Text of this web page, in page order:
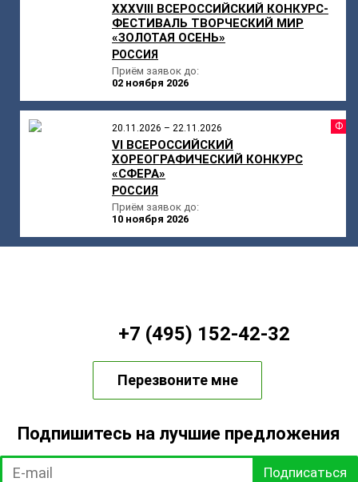
XXXVIII ВСЕРОССИЙСКИЙ КОНКУРС-
ФЕСТИВАЛЬ ТВОРЧЕСКИЙ МИР
«ЗОЛОТАЯ ОСЕНЬ»
РОССИЯ
Приём заявок до:
02 ноября 2026
20.11.2026 – 22.11.2026
VI ВСЕРОССИЙСКИЙ
ХОРЕОГРАФИЧЕСКИЙ КОНКУРС
«СФЕРА»
РОССИЯ
Приём заявок до:
10 ноября 2026
+7 (495) 152-42-32
Перезвоните мне
Подпишитесь на лучшие предложения
Подписаться